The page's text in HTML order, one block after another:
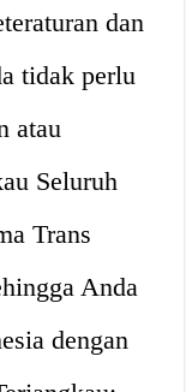
dan
tidak perlu
atau
Seluruh
Trans
Anda
dengan